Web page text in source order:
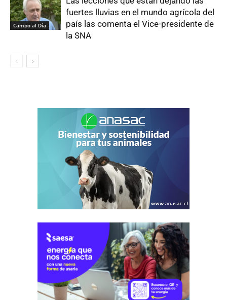
Campo al Día
fuertes lluvias en el mundo agrícola del
país las comenta el Vice-presidente de
la SNA